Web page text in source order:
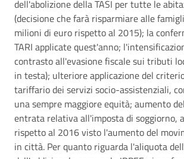
dell'abolizione della TASI per tutte le
(decisione che farà risparmiare alle
milioni di euro rispetto al 2015); la
TARI applicate quest'anno;
contrasto all'evasione fiscale sui tributi
in testa); ulteriore applicazione del
tariffario dei servizi socio-assistenziali,
una sempre maggiore equità; aumento
entrata relativa all'imposta di soggiorno,
rispetto al 2016 visto l'aumento del
in città. Per quanto riguarda l'aliquota